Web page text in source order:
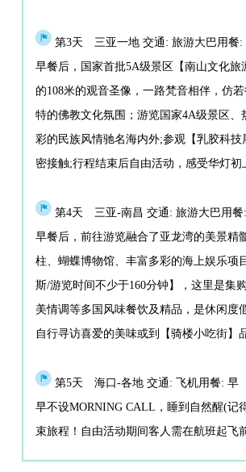
第3天 三亚一地 交通: 旅游大巴用餐:
早餐后，国家首批5A级景区【南山文化
的108米的观音圣像，一路梵音相伴，仿
特的佛教文化氛围；游览国家4A级景区
彩的民族风情驰名海内外;参观【乳胶科
密接触;行程结束后自由活动，感受华灯初
第4天 三亚-南昌 交通: 旅游大巴用餐
早餐后，前往游览融合了亚龙湾的美景精
柱、蝴蝶博物馆、丰富多彩的海上娱乐项
斯/游览时间不少于160分钟】，这里是集
美情调等多国风味餐饮及精品，是休闲度
自行寻访喜爱的美味或到【骑楼小吃街
第5天 海口-各地 交通: 飞机用餐: 早
早不设MORNING CALL，睡到自然醒(记
束旅程！自由活动期间客人需在航班起飞